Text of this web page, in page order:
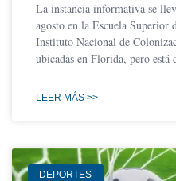
La instancia informativa se
agosto en la Escuela
Instituto Nacional de
ubicadas en Florida, pero está
LEER MÁS >>
DEPORTES